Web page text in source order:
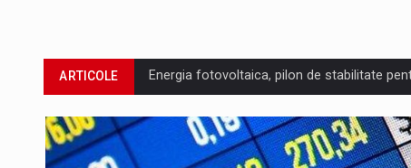
ARTICOLE Energia fotovoltaica, pilon de stabilitate
ARTICOLE Cum invatam sa spunem nu intr-o cultura
ARTICOLE Ingredient Spotlight: What SKU Level